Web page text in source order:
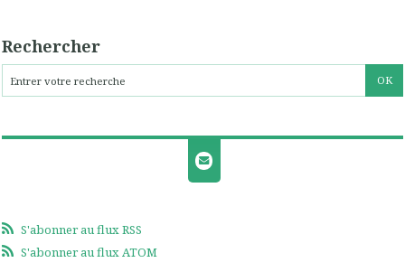
Rechercher
S'abonner au flux RSS
S'abonner au flux ATOM